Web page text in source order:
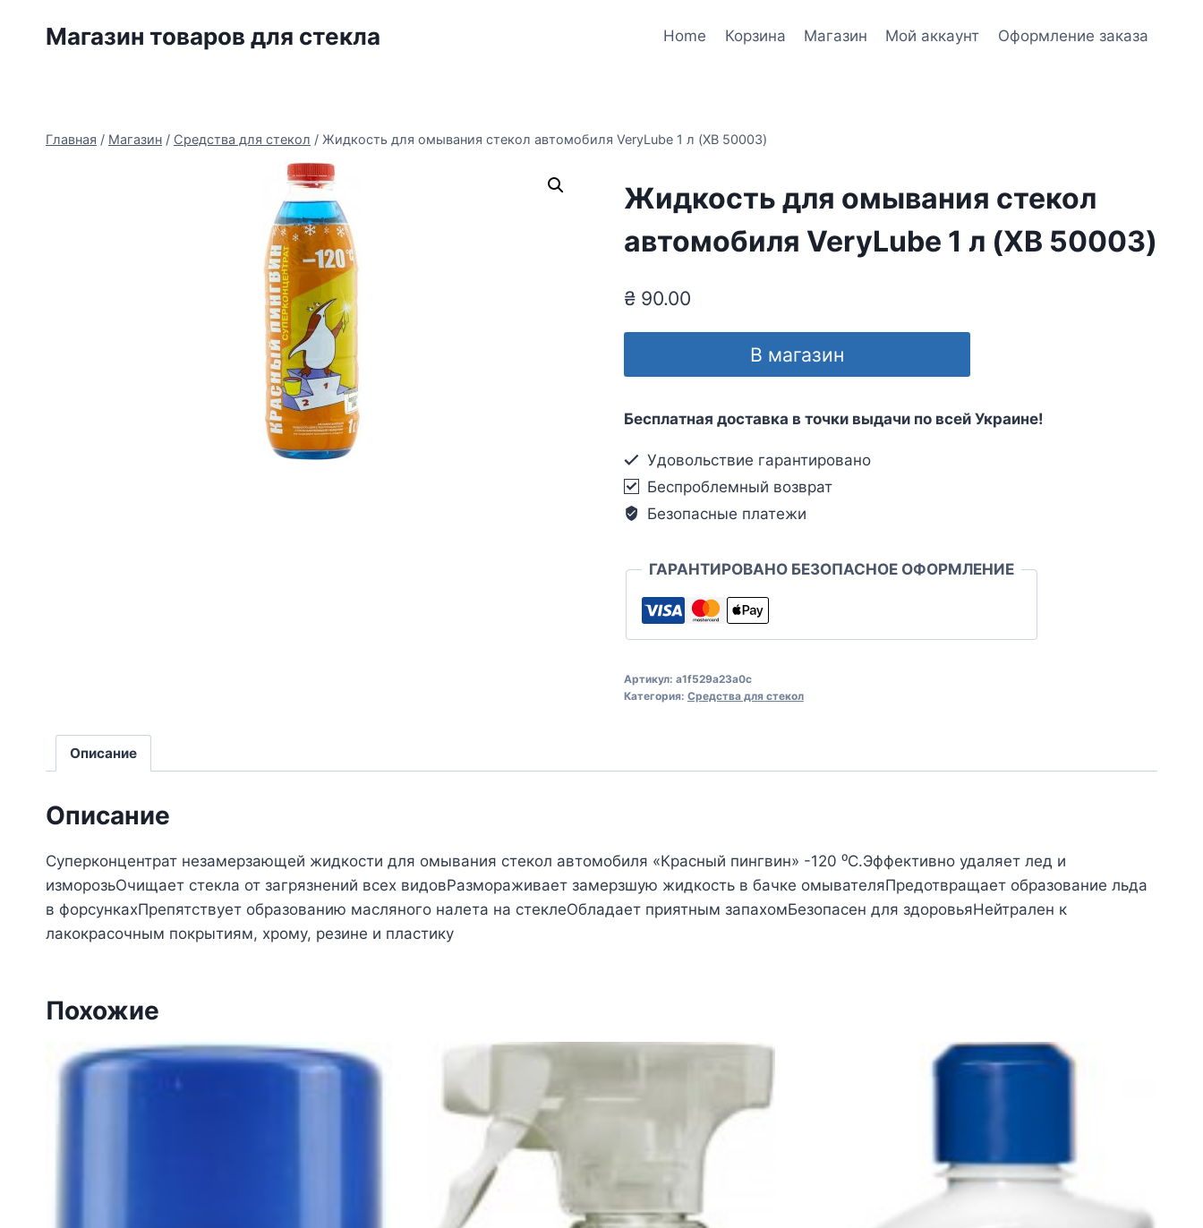
Магазин товаров для стекла Home Корзина Магазин Мой аккаунт Оформление заказа
Главная / Магазин / Средства для стекол / Жидкость для омывания стекол автомобиля VeryLube 1 л (XB 50003)
Жидкость для омывания стекол
автомобиля VeryLube 1 л (XB 50003)
₴90.00
В магазин
Бесплатная доставка в точки выдачи по всей Украине!
Удовольствие гарантировано
Беспроблемный возврат
Безопасные платежи
ГАРАНТИРОВАНО БЕЗОПАСНОЕ ОФОРМЛЕНИЕ
Артикул: a1f529a23a0c
Категория: Средства для стекол
Описание
Описание
Суперконцентрат незамерзающей жидкости для омывания стекол автомобиля «Красный пингвин» -120 ⁰С.Эффективно удаляет лед и
изморозьОчищает стекла от загрязнений всех видовРазмораживает замерзшую жидкость в бачке омывателяПредотвращает образование льда
в форсункахПрепятствует образованию масляного налета на стеклеОбладает приятным запахомБезопасен для здоровьяНейтрален к
лакокрасочным покрытиям, хрому, резине и пластику
Похожие